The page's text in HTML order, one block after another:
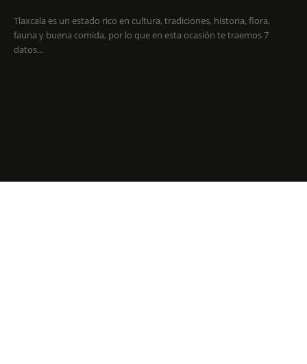
Tlaxcala es un estado rico en cultura, tradiciones, historia, flora,
fauna y buena comida, por lo que en esta ocasión te traemos 7
datos...